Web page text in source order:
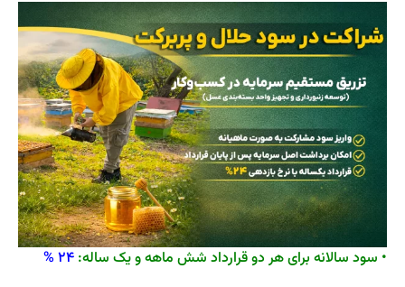
• سود سالانه برای هر دو قرارداد شش ماهه و یک ساله: 24 %